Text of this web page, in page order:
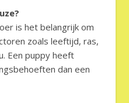
is het belangrijk om
zoals leeftijd, ras,
Een puppy heeft
dan een